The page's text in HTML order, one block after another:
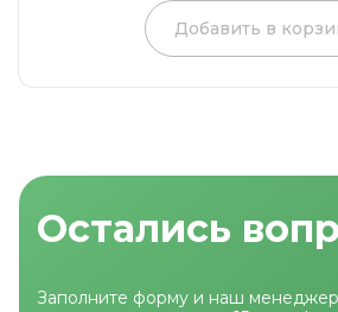
Добавить в
Остались
Заполните форму и наш менеджер